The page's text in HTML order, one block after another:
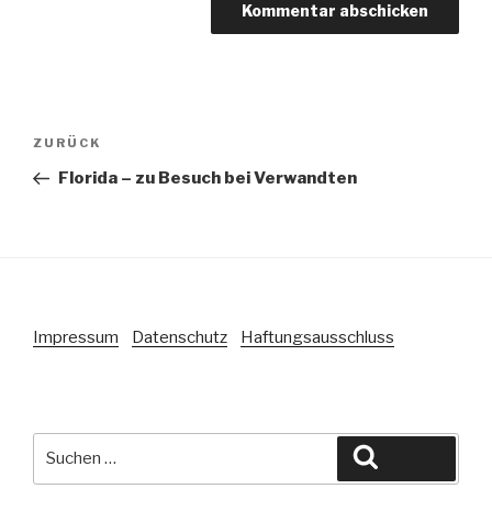
Beitragsnavigation
Vorheriger
Beitrag
ZURÜCK
Florida – zu Besuch bei Verwandten
Impressum Datenschutz Haftungsausschluss